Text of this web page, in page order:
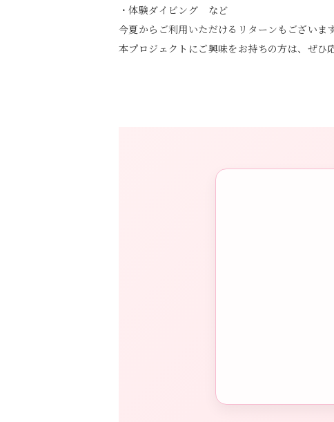
・体験ダイビング など
今夏からご利用いただけるリターンもございま
本プロジェクトにご興味をお持ちの方は、ぜひ